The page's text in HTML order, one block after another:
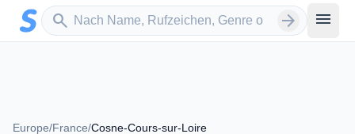
Zum Hauptinhalt springen
search
Sender suchen arrow_forward menu
Europe/France/Cosne-Cours-sur-Loire